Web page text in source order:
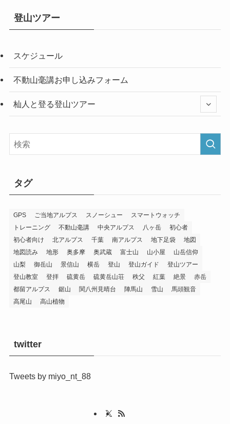
登山ツアー
スケジュール
不動山毫講お申し込みフォーム
杣人と登る登山ツアー
タグ
GPS ご当地アルプス スノーシュー
スマートウォッチ
トレーニング
不動山毫講 中央アルプス 八ヶ岳
初心者
初心者向け
北アルプス 千葉 南アルプス 地下足袋
地図
地図読み
地形 奥多摩 奥武蔵 富士山 山小屋
山岳信仰
山梨
御岳山 景信山 横岳 登山 登山ガイド
登山ツアー
登山教室
登拝 硫黄岳 硫黄岳山荘 秩父 紅葉 絶景
赤岳
都留アルプス
鋸山 関八州見晴台 陣馬山 雪山
馬頭観音
高尾山
高山植物
twitter
Tweets by miyo_nt_88